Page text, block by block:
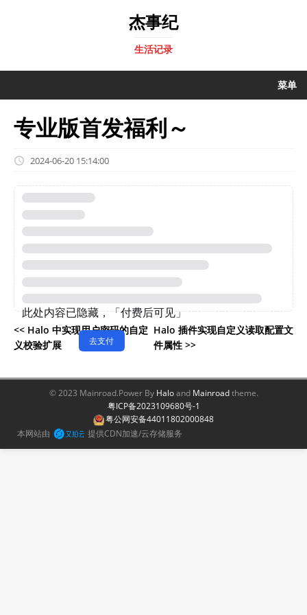
杰事纪
生活记录
菜单
专业版首发福利～
2024-06-20 15:14:00
<< Halo 中实现用户密码的自定
义校验扩展
Halo 插件实现自定义读取配置文
件属性 >>
© 2023 Mainroad.Power By Haloand Mainroadtheme.
粤ICP备2023109680号-1
粤公网安备44011802000848
本网站由
提供CDN加速/云存储服务